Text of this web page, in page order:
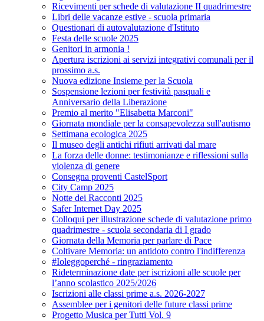
Ricevimenti per schede di valutazione II quadrimestre
Libri delle vacanze estive - scuola primaria
Questionari di autovalutazione d'Istituto
Festa delle scuole 2025
Genitori in armonia !
Apertura iscrizioni ai servizi integrativi comunali per il
prossimo a.s.
Nuova edizione Insieme per la Scuola
Sospensione lezioni per festività pasquali e
Anniversario della Liberazione
Premio al merito "Elisabetta Marconi"
Giornata mondiale per la consapevolezza sull'autismo
Settimana ecologica 2025
Il museo degli antichi rifiuti arrivati dal mare
La forza delle donne: testimonianze e riflessioni sulla
violenza di genere
Consegna proventi CastelSport
City Camp 2025
Notte dei Racconti 2025
Safer Internet Day 2025
Colloqui per illustrazione schede di valutazione primo
quadrimestre - scuola secondaria di I grado
Giornata della Memoria per parlare di Pace
Coltivare Memoria: un antidoto contro l'indifferenza
#Ioleggoperché - ringraziamento
Rideterminazione date per iscrizioni alle scuole per
l’anno scolastico 2025/2026
Iscrizioni alle classi prime a.s. 2026-2027
Assemblee per i genitori delle future classi prime
Progetto Musica per Tutti Vol. 9